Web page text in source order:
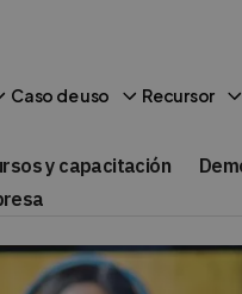
Caso de uso Recursor
y capacitación